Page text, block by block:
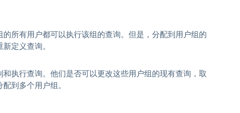
所有用户都可以执行该组的查询。但是，分配到用户组的
定义查询。
执行查询。他们是否可以更改这些用户组的现有查询，取
到多个用户组。